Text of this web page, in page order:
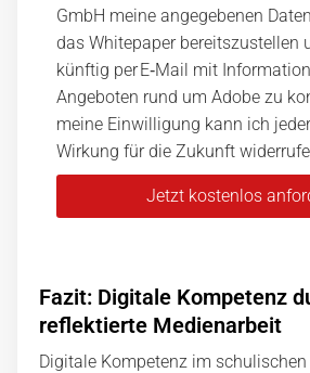
GmbH meine angegebenen
das Whitepaper bereitszustellen
künftig per E‑Mail mit
Angeboten rund um Adobe zu
meine Einwilligung kann ich
Wirkung für die Zukunft
Jetzt kostenlos
Fazit: Digitale Kompetenz
reflektierte Medienarbeit
Digitale Kompetenz im